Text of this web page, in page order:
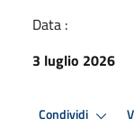
Data :
3 luglio 2026
Condividi